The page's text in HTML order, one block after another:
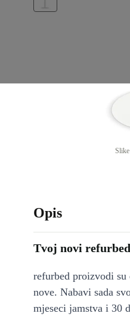
Opis
Tvoj novi
refurbed proizvodi
nove. Nabavi sada
mjeseci jamstva i 30